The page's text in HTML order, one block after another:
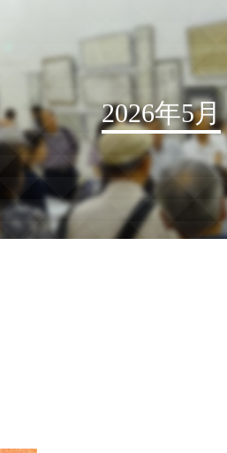
2026年5月
お知らせ
読売書法会について
読売書法展